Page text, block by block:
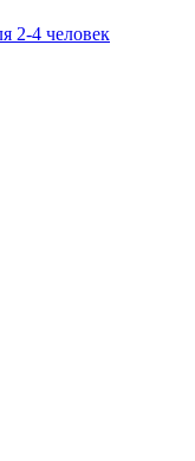
2-4 человек